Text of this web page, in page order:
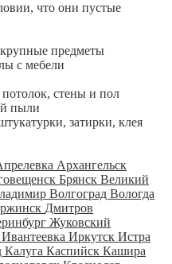
что они пустые
предметы
с мебели
стены и пол
пыли
затирки, клея
Архангельск
Брянск Великий
Волгоград Вологда
Дмитров
Жуковский
Ивантеевка Иркутск Истра
Калуга Каспийск Кашира